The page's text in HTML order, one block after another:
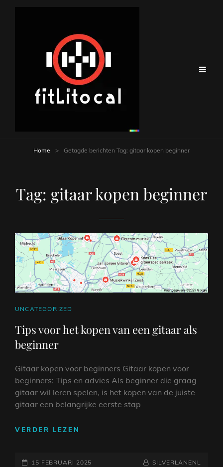
Home > Getagde berichten Tag: gitaar kopen beginner
Tag: gitaar kopen beginner
CAT
UNCATEGORIZED
Tips voor het kopen van een gitaar als
beginner
Gitaar kopen voor beginners Gitaar kopen voor
beginners: Tips en advies Als beginner die graag
gitaar wil leren spelen, is het kopen van de juiste
gitaar een belangrijke eerste stap
VERDER LEZEN
KOPEN
GEPLAATST
15 FEBRUARI 2025 NAAMREGEL
BYLINE
SILVERLANENL